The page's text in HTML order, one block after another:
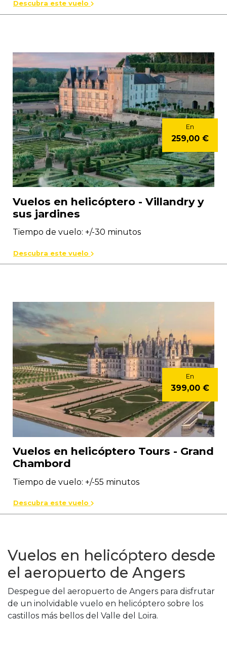
Descubra este vuelo
Vuelos en helicóptero - Villandry y
sus jardines
Tiempo de vuelo: +/-30 minutos
En
259,00 €
Descubra este vuelo
Vuelos en helicóptero Tours - Grand
Chambord
Tiempo de vuelo: +/-55 minutos
En
399,00 €
Descubra este vuelo
Vuelos en helicóptero desde
el aeropuerto de Angers
Despegue del aeropuerto de Angers para disfrutar
de un inolvidable vuelo en helicóptero sobre los
castillos más bellos del Valle del Loira.